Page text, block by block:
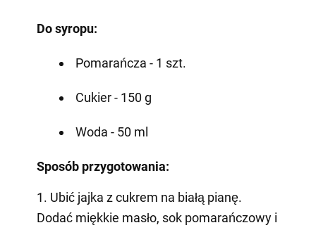
Do syropu:
Pomarańcza - 1 szt.
Cukier - 150 g
Woda - 50 ml
Sposób przygotowania:
1. Ubić jajka z cukrem na białą pianę.
Dodać miękkie masło, sok pomarańczowy i